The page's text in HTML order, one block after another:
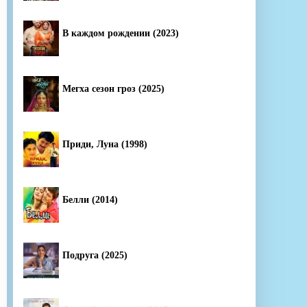
В каждом рождении (2023)
Мегха сезон гроз (2025)
Приди, Луна (1998)
Белли (2014)
Подруга (2025)